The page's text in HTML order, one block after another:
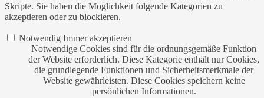
Skripte. Sie haben die Möglichkeit folgende Kategorien zu
akzeptieren oder zu blockieren.
Notwendig Immer akzeptieren
Notwendige Cookies sind für die ordnungsgemäße Funktion
der Website erforderlich. Diese Kategorie enthält nur Cookies,
die grundlegende Funktionen und Sicherheitsmerkmale der
Website gewährleisten. Diese Cookies speichern keine
persönlichen Informationen.